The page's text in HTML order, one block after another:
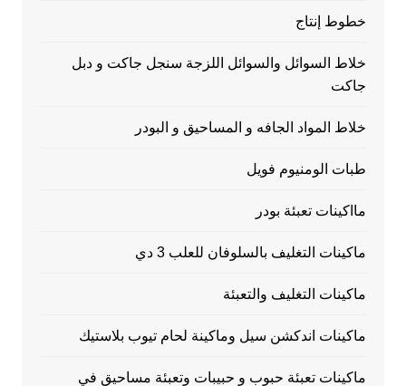
خطوط إنتاج
خلاط السوائل والسوائل اللزجة سنجل جاكت و دبل
جاكت
خلاط المواد الجافه و المساحيق و البودر
طبات الومنيوم فويل
مااكينات تعبئة بودر
ماكينات التغليف بالسلوفان للعلب 3 دي
ماكينات التغليف والتعبئة
ماكينات اندكشن سيل وماكينة لحام تيوب بلاستيك
ماكينات تعبئة حبوب و حبيبات وتعبئة مساحيق في